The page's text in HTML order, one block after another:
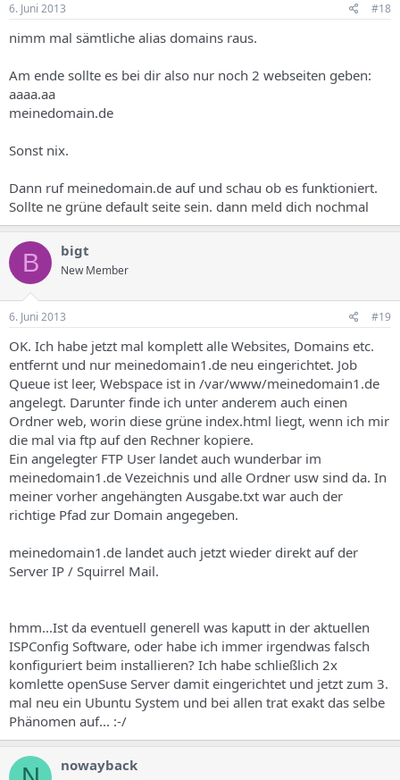
6. Juni 2013 #18
nimm mal sämtliche alias domains raus.
Am ende sollte es bei dir also nur noch 2 webseiten geben:
aaaa.aa
meinedomain.de
Sonst nix.
Dann ruf meinedomain.de auf und schau ob es funktioniert.
Sollte ne grüne default seite sein. dann meld dich nochmal
B bigt
New Member
6. Juni 2013 #19
OK. Ich habe jetzt mal komplett alle Websites, Domains etc.
entfernt und nur meinedomain1.de neu eingerichtet. Job
Queue ist leer, Webspace ist in /var/www/meinedomain1.de
angelegt. Darunter finde ich unter anderem auch einen
Ordner web, worin diese grüne index.html liegt, wenn ich mir
die mal via ftp auf den Rechner kopiere.
Ein angelegter FTP User landet auch wunderbar im
meinedomain1.de Vezeichnis und alle Ordner usw sind da. In
meiner vorher angehängten Ausgabe.txt war auch der
richtige Pfad zur Domain angegeben.
meinedomain1.de landet auch jetzt wieder direkt auf der
Server IP / Squirrel Mail.
hmm...Ist da eventuell generell was kaputt in der aktuellen
ISPConfig Software, oder habe ich immer irgendwas falsch
konfiguriert beim installieren? Ich habe schließlich 2x
komlette openSuse Server damit eingerichtet und jetzt zum 3.
mal neu ein Ubuntu System und bei allen trat exakt das selbe
Phänomen auf... :-/
nowayback